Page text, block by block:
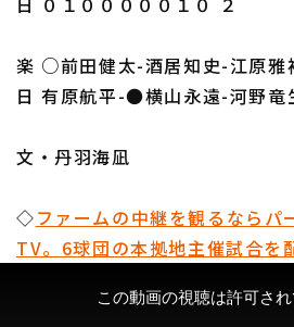
楽 ○前田健太-酒居知史-江原雅
日 有原航平-●横山永遠-河野竜
文・丹羽海凪
◇ファームの中継を観るならパ
TV。6球団の本拠地主催試合を